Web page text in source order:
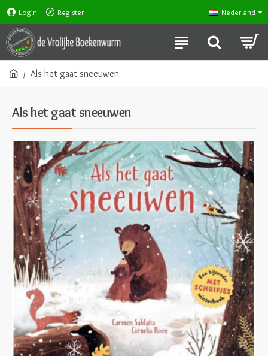
Login Register Nederland
Als het gaat sneeuwen
Als het gaat sneeuwen